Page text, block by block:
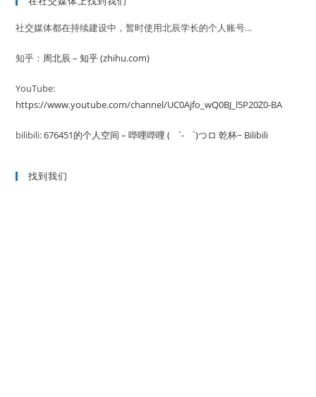
社交媒体都在持续建设中，暂时使用北辰学长的个人账号…
知乎： 周北辰 – 知乎 (zhihu.com)
YouTube:
https://www.youtube.com/channel/UC0Ajfo_wQ0BJ_l5P20Z0-BA
bilibili:676451的个人空间 – 哔哩哔哩 ( ゜- ゜)つロ 乾杯~ Bilibili
找到我们